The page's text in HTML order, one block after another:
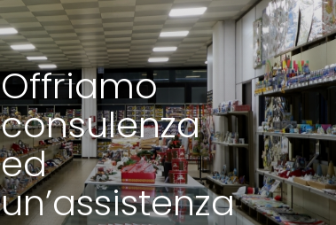
Offriamo
consulenza
ed
un’assistenza